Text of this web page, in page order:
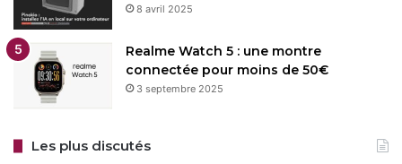
8 avril 2025
Realme Watch 5 : une montre
connectée pour moins de 50€
3 septembre 2025
Les plus discutés